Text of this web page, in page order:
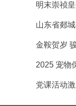
明末崇祯
山东省郯
金鞍贺岁
2025 宠物
党课活动